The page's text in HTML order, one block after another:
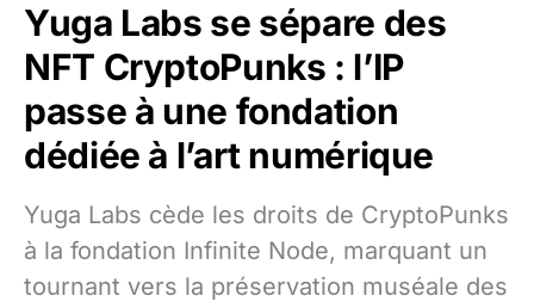
Yuga Labs se sépare des
NFT CryptoPunks : l’IP
passe à une fondation
dédiée à l’art numérique
Yuga Labs cède les droits de CryptoPunks
à la fondation Infinite Node, marquant un
tournant vers la préservation muséale des